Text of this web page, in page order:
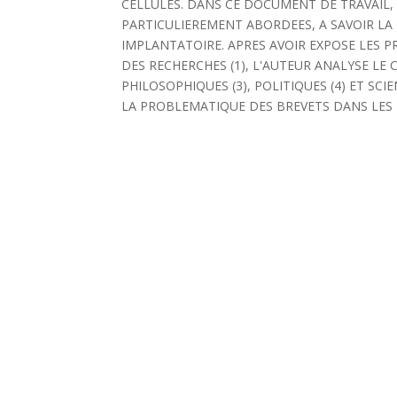
CELLULES. DANS CE DOCUMENT DE
PARTICULIEREMENT ABORDEES, A SAVOIR
IMPLANTATOIRE. APRES AVOIR EXPOSE LES
DES RECHERCHES (1), L'AUTEUR ANALYSE
PHILOSOPHIQUES (3), POLITIQUES (4) ET
LA PROBLEMATIQUE DES BREVETS DANS